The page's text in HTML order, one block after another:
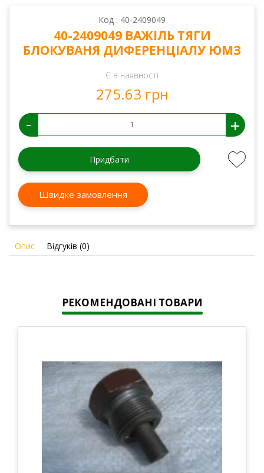
Код : 40-2409049
40-2409049 ВАЖІЛЬ ТЯГИ
БЛОКУВАНЯ ДИФЕРЕНЦІАЛУ ЮМЗ
Є в наявності
275.63 грн
- +
Придбати
Швидке замовлення
Опис Відгуків (0)
РЕКОМЕНДОВАНІ ТОВАРИ